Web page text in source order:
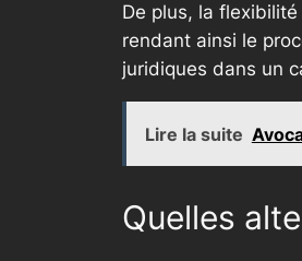
De plus, la
rendant ainsi le
juridiques dans un
Lire la suite
Quelles